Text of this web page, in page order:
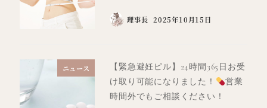
理事長 2025年10月15日
ニュース
【緊急避妊ピル】24時間365日お受
け取り可能になりました！
営業
時間外でもご相談ください！